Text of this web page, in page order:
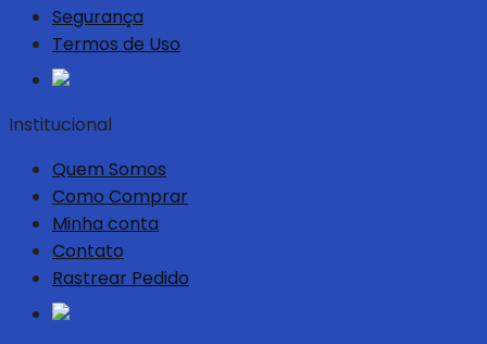
Segurança
Termos de Uso
Institucional
Quem Somos
Como Comprar
Minha conta
Contato
Rastrear Pedido